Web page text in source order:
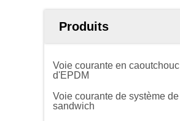
Produits
Voie courante en caoutchouc
d'EPDM
Voie courante de système de
sandwich